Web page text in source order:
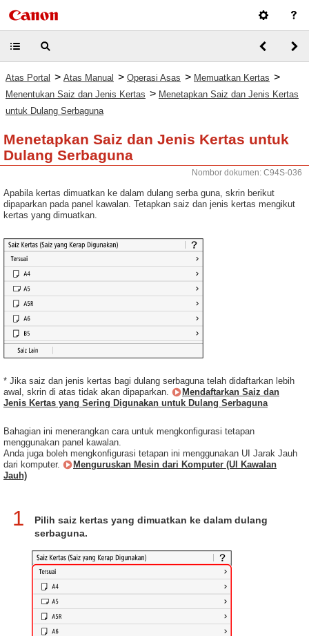
Atas Portal > Atas Manual > Operasi Asas > Memuatkan Kertas >
Menentukan Saiz dan Jenis Kertas > Menetapkan Saiz dan Jenis Kertas
untuk Dulang Serbaguna
Menetapkan Saiz dan Jenis Kertas untuk
Dulang Serbaguna
Nombor dokumen: C94S-036
Apabila kertas dimuatkan ke dalam dulang serba guna, skrin berikut
dipaparkan pada panel kawalan. Tetapkan saiz dan jenis kertas mengikut
kertas yang dimuatkan.
* Jika saiz dan jenis kertas bagi dulang serbaguna telah didaftarkan lebih
awal, skrin di atas tidak akan dipaparkan.
Mendaftarkan Saiz dan
Jenis Kertas yang Sering Digunakan untuk Dulang Serbaguna
Bahagian ini menerangkan cara untuk mengkonfigurasi tetapan
menggunakan panel kawalan.
Anda juga boleh mengkonfigurasi tetapan ini menggunakan UI Jarak Jauh
dari komputer.
Menguruskan Mesin dari Komputer (UI Kawalan
Jauh)
1
Pilih saiz kertas yang dimuatkan ke dalam dulang
serbaguna.